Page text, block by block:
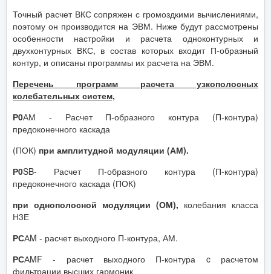
Точный расчет ВКС сопряжен с громоздкими вычислениями,
поэтому он производится на ЭВМ. Ниже будут рассмотрены
особенности настройки и расчета одноконтурных и
двухконтурных ВКС, в состав которых входит П-образный
контур, и описаны программы их расчета на ЭВМ.
Перечень программ расчета узкополосных
колебательных систем,
Р0АМ - Расчет П-образного контура (П-контура)
предоконечного каскада
(ПОК) при амплитудной модуляции (АМ).
Р0SB- Расчет П-образного контура (П-контура)
предоконечного каскада (ПОК)
при однополосной модуляции (ОМ), колебания класса
Н3Е
РСАM - расчет выходного П-контура, АМ.
РСАMF - расчет выходного П-контура c расчетом
фильтрации высших гармоник